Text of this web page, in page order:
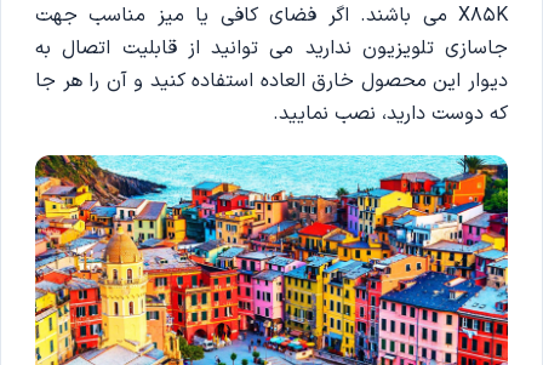
X85K می باشند. اگر فضای کافی یا میز مناسب جهت
جاسازی تلویزیون ندارید می توانید از قابلیت اتصال به
دیوار این محصول خارق العاده استفاده کنید و آن را هر جا
که دوست دارید، نصب نمایید.